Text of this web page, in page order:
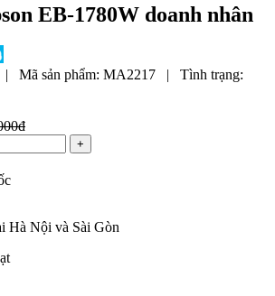
EB-1780W doanh nhân
| Mã sản phẩm: MA2217 |
Tình trạng:
+
Hà Nội và Sài Gòn